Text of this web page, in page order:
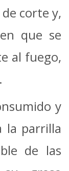
corte y,
que se
al fuego,
y
la parrilla
de las